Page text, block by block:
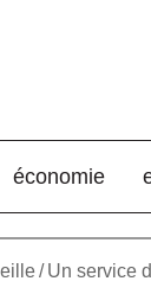
économie
/ Un service